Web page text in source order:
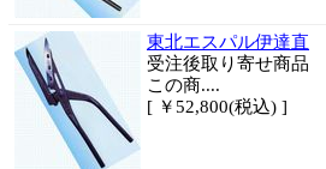
東北エスパル伊達直
受注後取り寄せ商品
この商....
[ ￥52,800(税込) ]